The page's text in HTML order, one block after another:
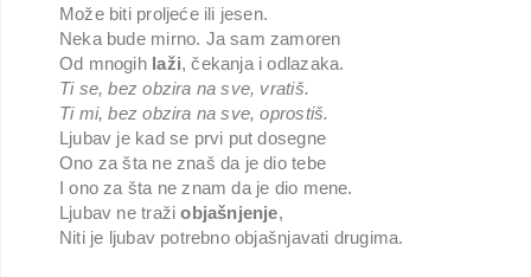
Može biti proljeće ili jesen.
Neka bude mirno. Ja sam zamoren
Od mnogih laži, čekanja i odlazaka.
Ti se, bez obzira na sve, vratiš.
Ti mi, bez obzira na sve, oprostiš.
Ljubav je kad se prvi put dosegne
Ono za šta ne znaš da je dio tebe
I ono za šta ne znam da je dio mene.
Ljubav ne tražiobjašnjenje,
Niti je ljubav potrebno objašnjavati drugima.